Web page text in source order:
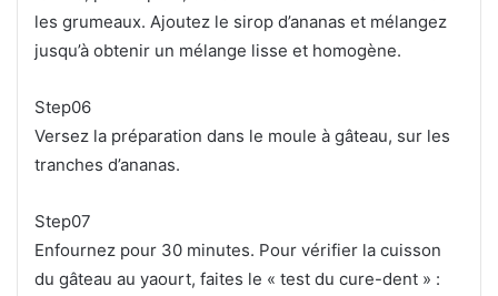
les grumeaux. Ajoutez le sirop d’ananas et mélangez
jusqu’à obtenir un mélange lisse et homogène.
Step06
Versez la préparation dans le moule à gâteau, sur les
tranches d’ananas.
Step07
Enfournez pour 30 minutes. Pour vérifier la cuisson
du gâteau au yaourt, faites le « test du cure-dent » :